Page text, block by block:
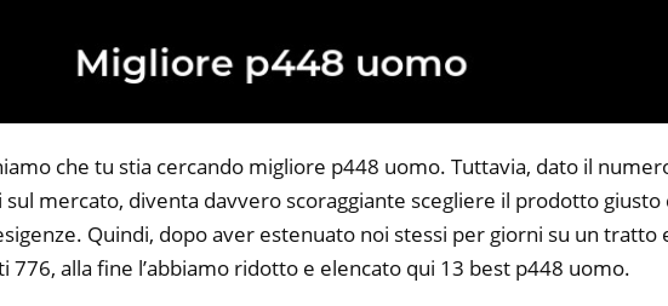
che tu stia cercando migliore p448 uomo. Tuttavia, dato il
mercato, diventa davvero scoraggiante scegliere il prodotto giusto
Quindi, dopo aver estenuato noi stessi per giorni su un tratto
776, alla fine l’abbiamo ridotto e elencato qui 13 best p448 uomo.